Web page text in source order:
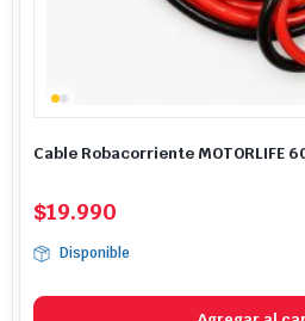
Cable Robacorriente MOTORLIFE
$19.990
Disponible